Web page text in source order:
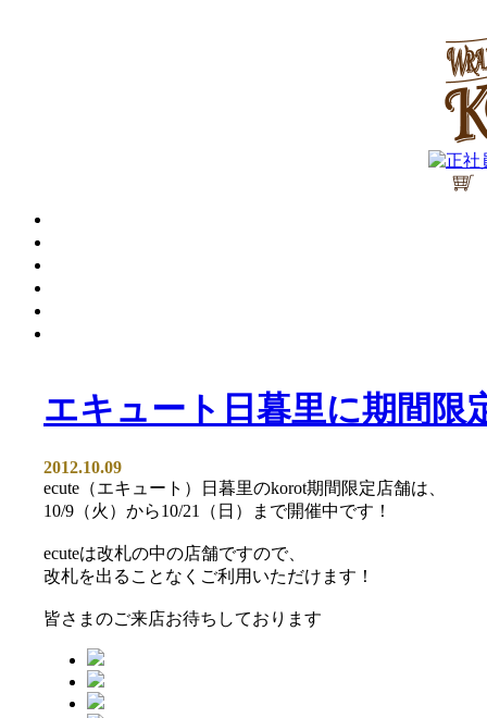
エキュート日暮里に期間限
2012.10.09
ecute（エキュート）日暮里のkorot期間限定店舗は、
10/9（火）から10/21（日）まで開催中です！
ecuteは改札の中の店舗ですので、
改札を出ることなくご利用いただけます！
皆さまのご来店お待ちしております